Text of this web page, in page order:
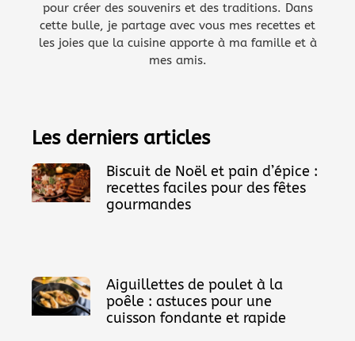
pour créer des souvenirs et des traditions. Dans
cette bulle, je partage avec vous mes recettes et
les joies que la cuisine apporte à ma famille et à
mes amis.
Les derniers articles
Biscuit de Noël et pain d’épice :
recettes faciles pour des fêtes
gourmandes
Aiguillettes de poulet à la
poêle : astuces pour une
cuisson fondante et rapide